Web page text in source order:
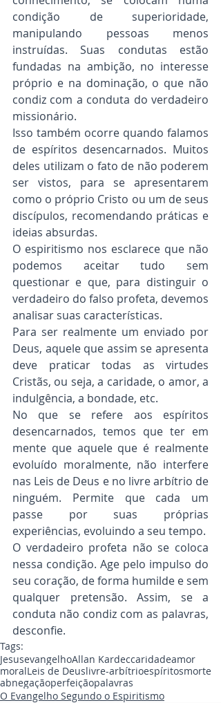
condição de superioridade,
manipulando pessoas menos
instruídas. Suas condutas estão
fundadas na ambição, no interesse
próprio e na dominação, o que não
condiz com a conduta do verdadeiro
missionário.
Isso também ocorre quando falamos
de espíritos desencarnados. Muitos
deles utilizam o fato de não poderem
ser vistos, para se apresentarem
como o próprio Cristo ou um de seus
discípulos, recomendando práticas e
ideias absurdas.
O espiritismo nos esclarece que não
podemos aceitar tudo sem
questionar e que, para distinguir o
verdadeiro do falso profeta, devemos
analisar suas características.
Para ser realmente um enviado por
Deus, aquele que assim se apresenta
deve praticar todas as virtudes
Cristãs, ou seja, a caridade, o amor, a
indulgência, a bondade, etc.
No que se refere aos espíritos
desencarnados, temos que ter em
mente que aquele que é realmente
evoluído moralmente, não interfere
nas Leis de Deus e no livre arbítrio de
ninguém. Permite que cada um
passe por suas próprias
experiências, evoluindo a seu tempo.
O verdadeiro profeta não se coloca
nessa condição. Age pelo impulso do
seu coração, de forma humilde e sem
qualquer pretensão. Assim, se a
conduta não condiz com as palavras,
desconfie.
Tags:
JesusevangelhoAllan Kardeccaridadeamor
moralLeis de Deuslivre-arbítrioespíritosmorte
abnegaçãoperfeiçãopalavras
O Evangelho Segundo o Espiritismo